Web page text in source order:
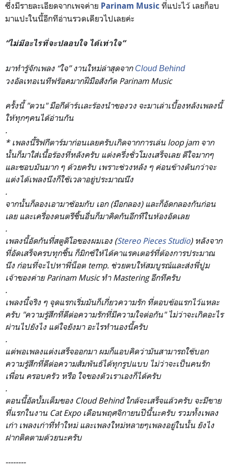
ซึ่งมีรายละเอียดจากเพจค่าย Parinam Music ที่แปะไว้ เลยก็อบ
มาแปะในนี้อีกทีอ่านรวดเดียวไปเลยค่ะ
“ไม่มีอะไรที่จะปลอบใจ ได้เท่าใจ”
มาทำรู้จักเพลง “ใจ” งานใหม่ล่าสุดจาก Cloud Behind
วงอัลเทอเนทีฟร๊อคมากฝีมือสังกัด Parinam Music
ครั้งนี้ "ตวน" มือกีต้าร์เเละร้องนำของวง จะมาเล่าเบื้องหลังเพลงนี้
ให้ทุกๆคนได้อ่านกัน
.
* เพลงนี้ริฟกีตาร์มาก่อนเลยครับเกิดจากการเล่น loop jam จาก
นั้นก็มาใส่เนื้อร้องที่หลังครับ แต่งครึ่งชั่วโมงเสร็จเลย ดีใจมากๆ
และชอบมันมาก ๆ ด้วยครับ เพราะช่วงหลัง ๆ ค่อนข้างตันกว่าจะ
แต่งได้เพลงนึงก็ใช้เวลาอยู่ประมาณนึง
.
จากนั้นก็ลองเอามาซ้อมกับ เอก (มือกลอง) และก็อัดกลองกันก่อน
เลย และเครื่องดนตรีชิ้นอื่นก็มาคิดกันอีกทีในห้องอัดเลย
.
เพลงนี้อัดกันที่สตูดิโอของผมเอง (Stereo Pieces Studio) หลังจาก
ที่อัดเสร็จครบทุกชิ้น ก็มิกซ์ให้ได้คาแรคเตอร์ที่ต้องการประมาณ
นึง ก่อนที่จะไปหาพี่น็อต temp. ช่วยตบให้สมบูรณ์และส่งพี่ปูม
เจ้าของค่าย Parinam Music ทำ Mastering อีกทีครับ
.
เพลงนี้จริง ๆ จุดแรกเริ่มมันก็เกี่ยวความรัก ที่ตอบข้อแรกไว้แหละ
ครับ "ความรู้สึกที่ดีต่อความรักที่มีความใจต่อกัน" ไม่ว่าจะเกิดอะไร
ผ่านไปยังไง แต่ใจยังมา อะไรทำนองนี้ครับ
.
แต่พอเพลงแต่งเสร็จออกมา ผมก็แอบคิดว่ามันสามารถใช้บอก
ความรู้สึกที่ดีต่อความสัมพันธ์ได้ทุกรูปแบบ ไม่ว่าจะเป็นคนรัก
เพื่อน ครอบครัว หรือ ใจของตัวเราเองก็ได้ครับ
.
ตอนนี้อัลบั้มเต็มของ Cloud Behind ใกล้จะเสร็จแล้วครับ จะมีขาย
ที่แรกในงาน Cat Expo เดือนพฤศจิกายนปีนี้นะครับ รวมทั้งเพลง
เก่า เพลงเก่าที่ทำใหม่ และเพลงใหม่หลายๆเพลงอยู่ในนั้น ยังไง
ฝากติดตามด้วยนะครับ
--------